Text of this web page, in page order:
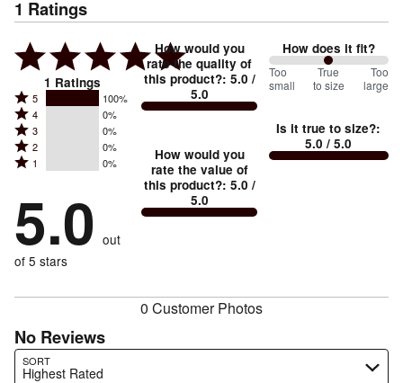
1 Ratings
1 Ratings
Rated
5
stars
by
of
reviewers
5 100%
Rated
4
stars
by
of
reviewers
4 0%
Rated
3
stars
0%
of
reviewers
3 0%
Rated
2
by
0%
of
reviewers
2 0%
Rated
stars
by
0%
of
1 0%
5.0 out
of 5 stars
How would you
rate the quality of
this product?: 5.0 /
5.0
How would you
rate the value of
this product?: 5.0 /
5.0
How does it fit?
100
between
small
and
Too
small
True
to size
Too
large
Is it true to size?:
5.0 / 5.0
0 Customer Photos
No Reviews
SORT
Highest Rated
Search reviews…